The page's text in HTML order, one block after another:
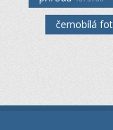
černobílá